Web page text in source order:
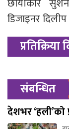
डिजाइनर
प्रतिक्रिया
संबन्धित
देशभर